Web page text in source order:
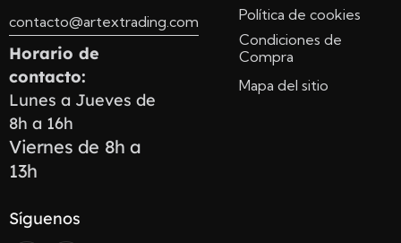
contacto@artextrading.com
Horario de
contacto:
Lunes a Jueves de
8h a 16h
Viernes de 8h a
13h
Política de cookies
Condiciones de
Compra
Mapa del sitio
Síguenos